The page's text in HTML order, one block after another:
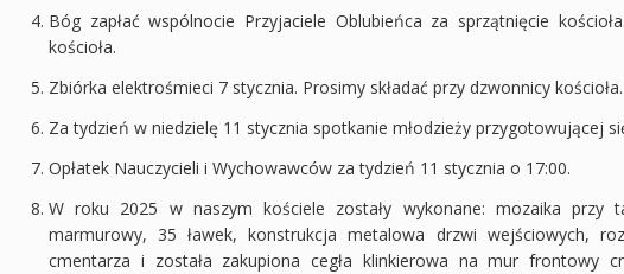
Bóg zapłać wspólnocie Przyjaciele Oblubieńca za sprzątnięcie
kościoła.
Zbiórka elektrośmieci 7 stycznia. Prosimy składać przy dzwonnicy kościoła.
Za tydzień w niedzielę 11 stycznia spotkanie młodzieży przygotowującej
Opłatek Nauczycieli i Wychowawców za tydzień 11 stycznia o 17:00.
W roku 2025 w naszym kościele zostały wykonane: mozaika przy
marmurowy, 35 ławek, konstrukcja metalowa drzwi wejściowych,
cmentarza i została zakupiona cegła klinkierowa na mur frontowy